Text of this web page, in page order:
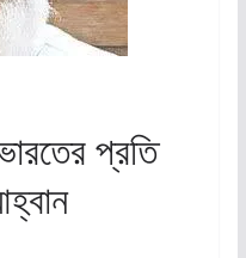
ভারতের প্রতি